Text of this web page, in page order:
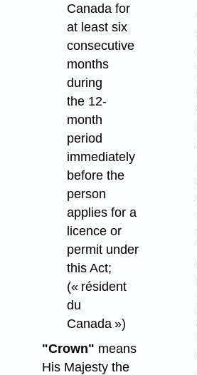
Canada for
at least six
consecutive
months
during
the 12-
month
period
immediately
before the
person
applies for a
licence or
permit under
this Act;
(« résident
du
Canada »)
"Crown" means
His Majesty the